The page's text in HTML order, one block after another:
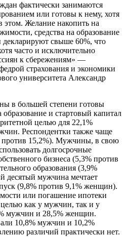
фактически занимаются
или готовы к нему, хотя
этом. Желание накопить на
средства на образование
декларируют свыше 60%, что
часто и исключительно
к сбережениям» —
страхования и экономики
университета Александр
в большей степени готовы
и стартовый капитал
целью для 22,1%
Респондентки также чаще
против 15,2%). Мужчины, в свою
долгосрочные
бизнеса (5,3% против
образования (3,9%
десятый мужчина мечтает
(9,8% против 9,1% женщин).
или погашение ипотеки
как у мужчин, так и у
мужчин и 28,5% женщин.
10,8% мужчин и 10,2%
различий практически нет.